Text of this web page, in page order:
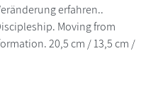
erfahren..
Moving from
20,5 cm / 13,5 cm /